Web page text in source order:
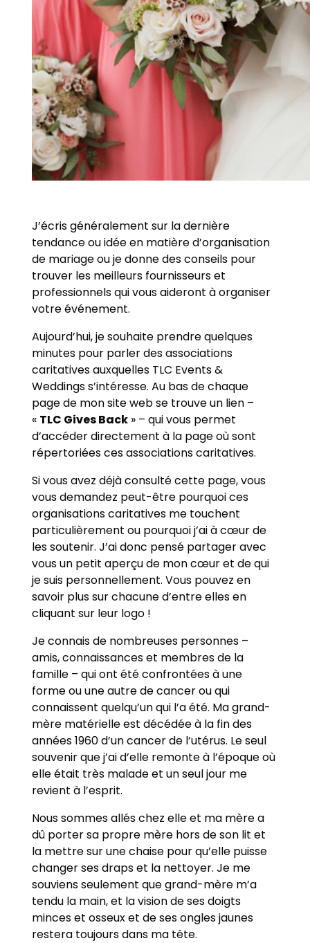
J’écris généralement sur la dernière
tendance ou idée en matière d’organisation
de mariage ou je donne des conseils pour
trouver les meilleurs fournisseurs et
professionnels qui vous aideront à organiser
votre événement.
Aujourd’hui, je souhaite prendre quelques
minutes pour parler des associations
caritatives auxquelles TLC Events &
Weddings s’intéresse. Au bas de chaque
page de mon site web se trouve un lien –
« TLC Gives Back » – qui vous permet
d’accéder directement à la page où sont
répertoriées ces associations caritatives.
Si vous avez déjà consulté cette page, vous
vous demandez peut-être pourquoi ces
organisations caritatives me touchent
particulièrement ou pourquoi j’ai à cœur de
les soutenir. J’ai donc pensé partager avec
vous un petit aperçu de mon cœur et de qui
je suis personnellement. Vous pouvez en
savoir plus sur chacune d’entre elles en
cliquant sur leur logo !
Je connais de nombreuses personnes –
amis, connaissances et membres de la
famille – qui ont été confrontées à une
forme ou une autre de cancer ou qui
connaissent quelqu’un qui l’a été. Ma grand-
mère matérielle est décédée à la fin des
années 1960 d’un cancer de l’utérus. Le seul
souvenir que j’ai d’elle remonte à l’époque où
elle était très malade et un seul jour me
revient à l’esprit.
Nous sommes allés chez elle et ma mère a
dû porter sa propre mère hors de son lit et
la mettre sur une chaise pour qu’elle puisse
changer ses draps et la nettoyer. Je me
souviens seulement que grand-mère m’a
tendu la main, et la vision de ses doigts
minces et osseux et de ses ongles jaunes
restera toujours dans ma tête.